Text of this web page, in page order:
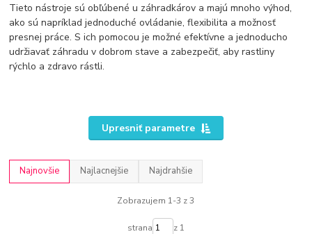
Tieto nástroje sú obľúbené u záhradkárov a majú mnoho výhod,
ako sú napríklad jednoduché ovládanie, flexibilita a možnosť
presnej práce. S ich pomocou je možné efektívne a jednoducho
udržiavať záhradu v dobrom stave a zabezpečiť, aby rastliny
rýchlo a zdravo rástli.
Upresniť parametre
Najnovšie Najlacnejšie Najdrahšie
Zobrazujem 1-3 z 3
strana z 1